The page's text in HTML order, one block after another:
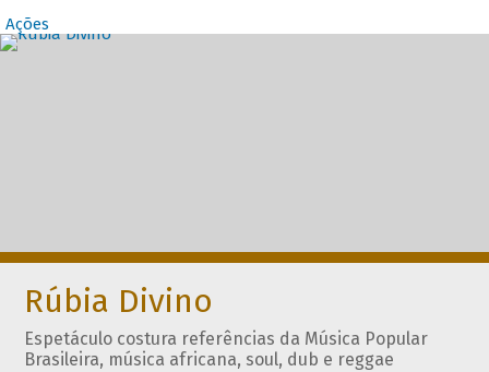
Ações
Destaques
Rúbia Divino
Espetáculo costura referências da Música Popular
Brasileira, música africana, soul, dub e reggae